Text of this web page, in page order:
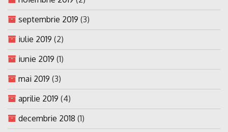
septembrie 2019 (3)
iulie 2019 (2)
iunie 2019 (1)
mai 2019 (3)
aprilie 2019 (4)
decembrie 2018 (1)